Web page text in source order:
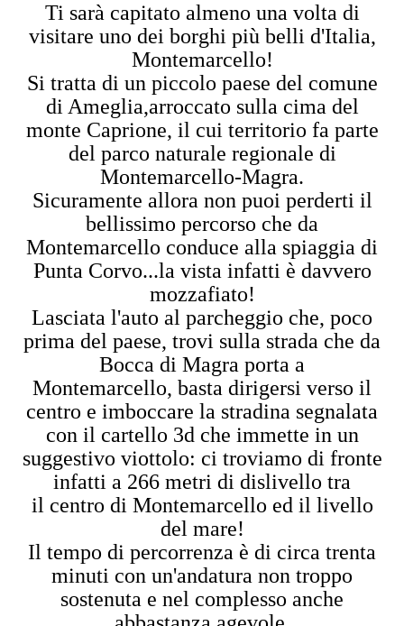
Ti sarà capitato almeno una volta di
visitare uno dei borghi più belli d'Italia,
Montemarcello!
Si tratta di un piccolo paese del comune
di Ameglia,arroccato sulla cima del
monte Caprione, il cui territorio fa parte
del parco naturale regionale di
Montemarcello-Magra.
Sicuramente allora non puoi perderti il
bellissimo percorso che da
Montemarcello conduce alla spiaggia di
Punta Corvo...la vista infatti è davvero
mozzafiato!
Lasciata l'auto al parcheggio che, poco
prima del paese, trovi sulla strada che da
Bocca di Magra porta a
Montemarcello, basta dirigersi verso il
centro e imboccare la stradina segnalata
con il cartello 3d che immette in un
suggestivo viottolo: ci troviamo di fronte
infatti a 266 metri di dislivello tra
il centro di Montemarcello ed il livello
del mare!
Il tempo di percorrenza è di circa trenta
minuti con un'andatura non troppo
sostenuta e nel complesso anche